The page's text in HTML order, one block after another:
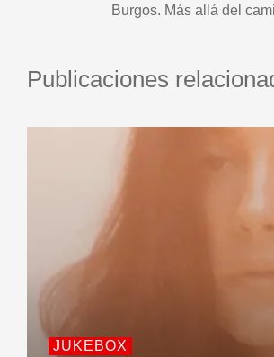
Burgos. Más allá del
Publicaciones
JUKEBOX